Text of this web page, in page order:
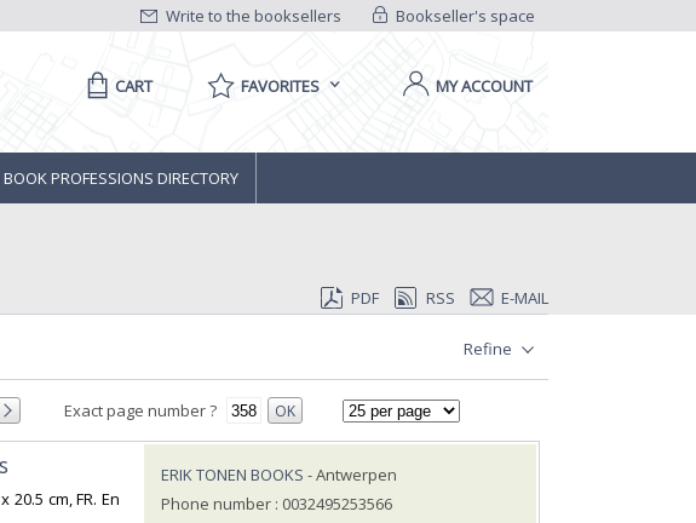
Bookseller's space
Write to the booksellers
CART FAVORITES MY ACCOUNT
BOOK PROFESSIONS DIRECTORY
PDF RSS E-MAIL
Refine
Exact page number ? OK
cm, FR. En
ERIK TONEN BOOKS - Antwerpen
Phone number : 0032495253566